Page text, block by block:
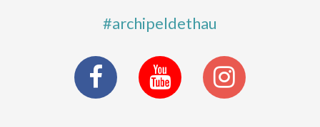
#archipeldethau